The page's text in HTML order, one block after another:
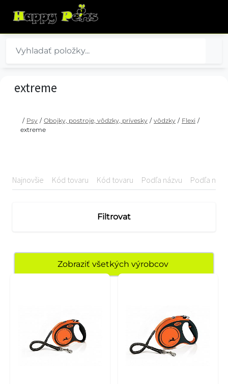
extreme
/ Psy / Obojky, postroje, vôdzky, prívesky / vôdzky / Flexi /
extreme
Najnovšie Kód tovaru Kód tovaru Podľa názvu Podľa
Filtrovat
Zobraziť všetkých výrobcov